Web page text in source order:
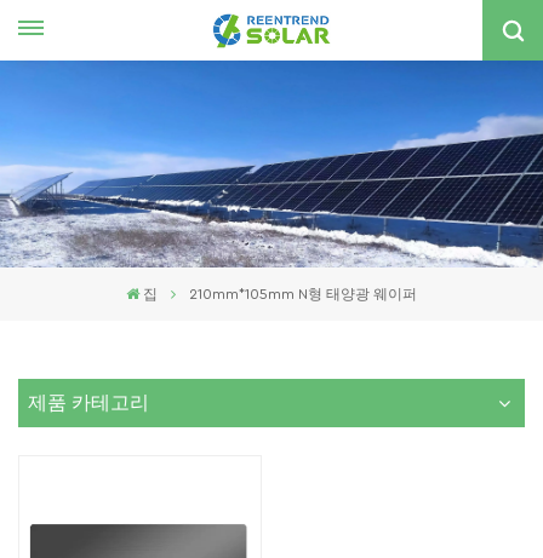
국의
집 210mm*105mm N형 태양광 웨이퍼
제품 카테고리